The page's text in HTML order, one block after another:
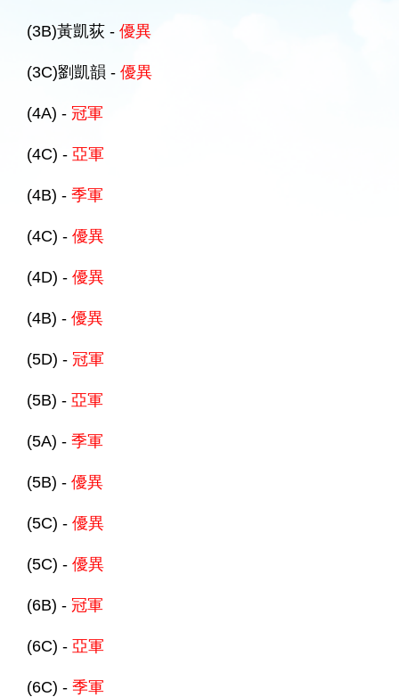
(3B)黃凱荻 - 優異
(3C)劉凱韻 - 優異
(4A) - 冠軍
(4C) - 亞軍
(4B) - 季軍
(4C) - 優異
(4D) - 優異
(4B) - 優異
(5D) - 冠軍
(5B) - 亞軍
(5A) - 季軍
(5B) - 優異
(5C) - 優異
(5C) - 優異
(6B) - 冠軍
(6C) - 亞軍
(6C) - 季軍